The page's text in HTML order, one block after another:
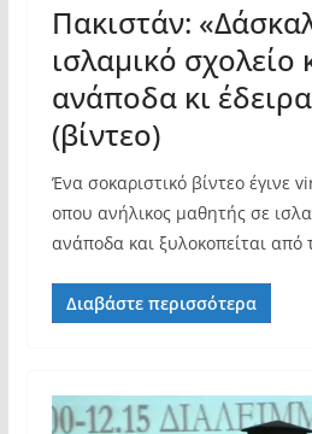
Πακιστάν:
ισλαμικό
ανάποδα κι
(βίντεο)
Ένα σοκαριστικό βίντεο έγινε
οπου ανήλικος μαθητής σε
ανάποδα και ξυλοκοπείται από
Διαβάστε περισσότερα